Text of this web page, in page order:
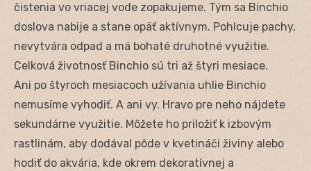
čistenia vo vriacej vode zopakujeme. Tým sa Binchio
doslova nabije a stane opäť aktívnym. Pohlcuje pachy,
nevytvára odpad a má bohaté druhotné využitie.
Celková životnosť Binchio sú tri až štyri mesiace.
Ani po štyroch mesiacoch užívania uhlie Binchio
nemusíme vyhodiť. A ani vy. Hravo pre neho nájdete
sekundárne využitie. Môžete ho priložiť k izbovým
rastlinám, aby dodával pôde v kvetináči živiny alebo
hodiť do akvária, kde okrem dekoratívnej a